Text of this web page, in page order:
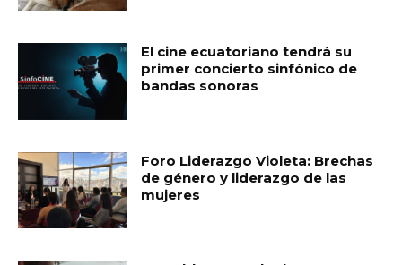
El cine ecuatoriano tendrá su
primer concierto sinfónico de
bandas sonoras
Foro Liderazgo Violeta: Brechas
de género y liderazgo de las
mujeres